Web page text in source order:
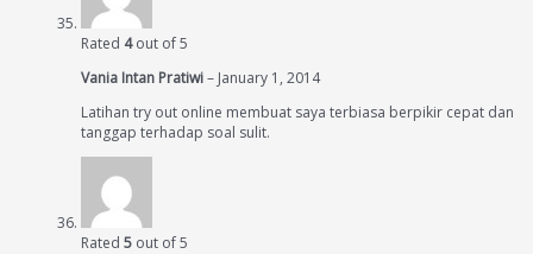
Rated 4out of 5
Vania Intan Pratiwi– January 1, 2014
Latihan try out online membuat saya terbiasa berpikir cepat dan
tanggap terhadap soal sulit.
Rated 5 out of 5